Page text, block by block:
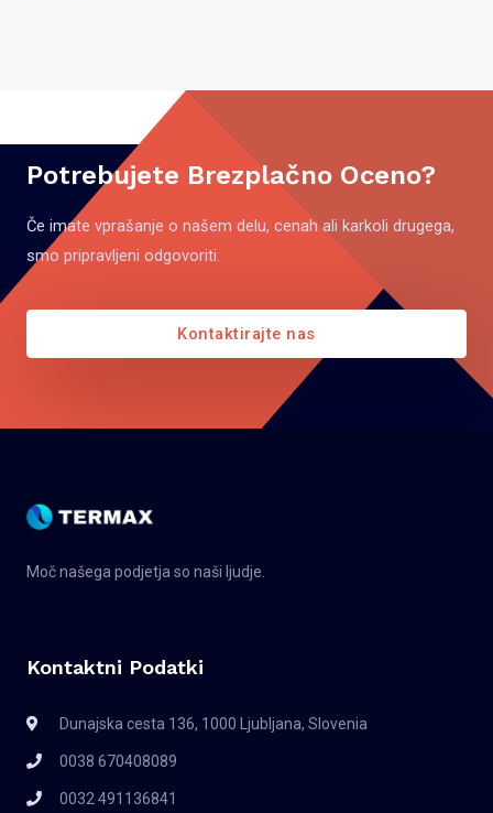
Potrebujete Brezplačno Oceno?
Če imate vprašanje o našem delu, cenah ali karkoli drugega,
smo pripravljeni odgovoriti.
Kontaktirajte nas
Moč našega podjetja so naši ljudje.
Kontaktni Podatki
Dunajska cesta 136, 1000 Ljubljana, Slovenia
0038 670408089
0032 491136841